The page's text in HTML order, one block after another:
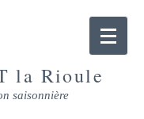
la Rioule
saisonnière